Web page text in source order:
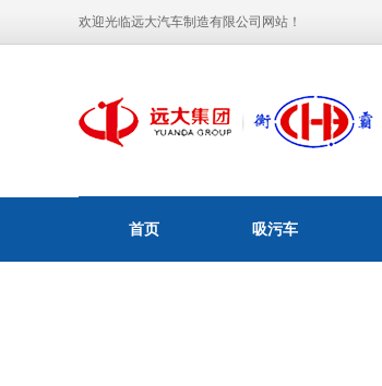
欢迎光临远大汽车制造有限公司网站！
首页 吸污车